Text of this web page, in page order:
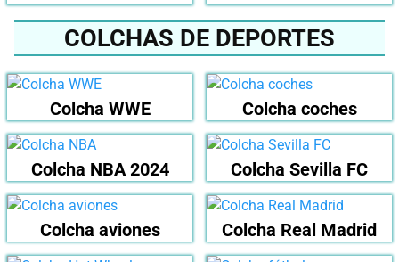
COLCHAS DE DEPORTES
Colcha WWE Colcha coches
Colcha NBA 2024 Colcha Sevilla FC
Colcha aviones Colcha Real Madrid